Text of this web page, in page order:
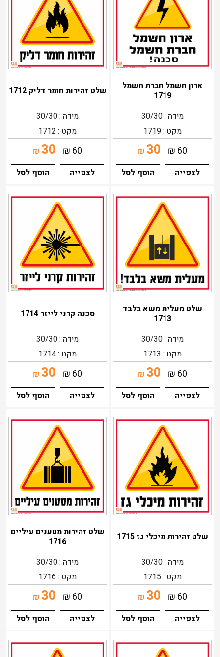
ארון חשמל חברת חשמל
1719
מידה : 30/30
מקט : 1719
60
₪
30
₪
לצפייה
הוסף לסל
שלט זהירות חומר דליק 1712
מידה : 30/30
מקט : 1712
60
₪
30
₪
לצפייה
הוסף לסל
שלט מעלית משא בלבד
1713
מידה : 30/30
מקט : 1713
60
₪
30
₪
לצפייה
הוסף לסל
סכנה קרני לייזר 1714
מידה : 30/30
מקט : 1714
60
₪
30
₪
לצפייה
הוסף לסל
שלט זהירות מיכלי גז 1715
מידה : 30/30
מקט : 1715
60
₪
30
₪
לצפייה
הוסף לסל
שלט זהירות מטענים עיליים
1716
מידה : 30/30
מקט : 1716
60
₪
30
₪
לצפייה
הוסף לסל